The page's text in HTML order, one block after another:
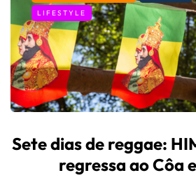
LIFESTYLE
Sete dias de reggae:
regressa ao Côa